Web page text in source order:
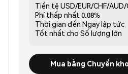
Tiền tệ USD/EUR/CHF/AUD/
Phí thấp nhất 0.08%
Thời gian đến Ngay lập tức
Tốt nhất cho Số lượng lớn
Mua bằng Chuyển